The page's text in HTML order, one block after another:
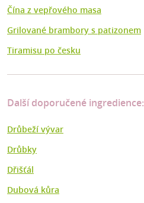
Čína z vepřového masa
Grilované brambory s patizonem
Tiramisu po česku
Další doporučené ingredience:
Drůbeží vývar
Drůbky
Dřišťál
Dubová kůra